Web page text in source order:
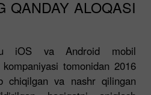
QANDAY ALOQASI
iOS va Android mobil
tomonidan 2016
chiqilgan va nashr qilingan